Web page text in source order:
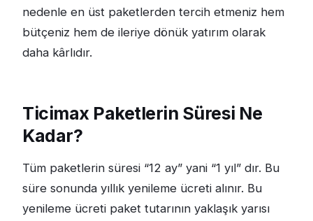
nedenle en üst paketlerden tercih etmeniz hem
bütçeniz hem de ileriye dönük yatırım olarak
daha kârlıdır.
Ticimax Paketlerin Süresi Ne
Kadar?
Tüm paketlerin süresi “12 ay” yani “1 yıl” dır. Bu
süre sonunda yıllık yenileme ücreti alınır. Bu
yenileme ücreti paket tutarının yaklaşık yarısı